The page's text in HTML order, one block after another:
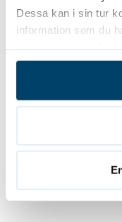
Dessa kan i sin tur
information som du